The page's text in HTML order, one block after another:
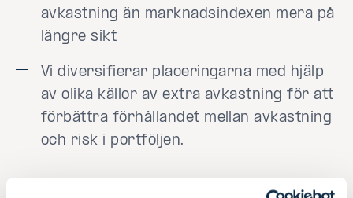
avkastning än marknadsindexen mera på
längre sikt
Vi diversifierar placeringarna med hjälp
av olika källor av extra avkastning för att
förbättra förhållandet mellan avkastning
och risk i portföljen.